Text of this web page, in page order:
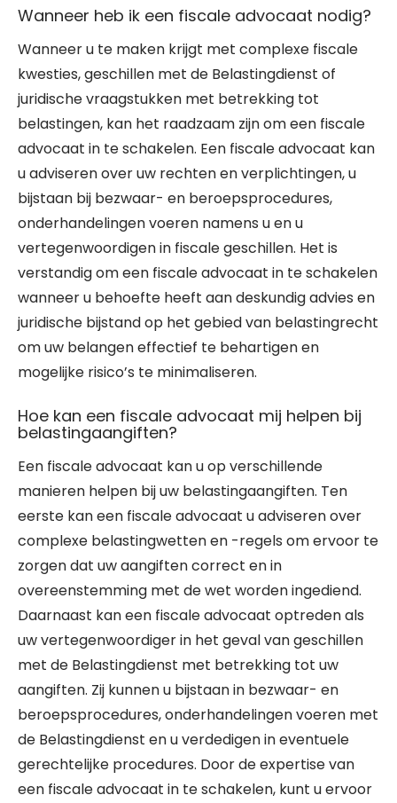
Wanneer heb ik een fiscale advocaat nodig?
Wanneer u te maken krijgt met complexe fiscale
kwesties, geschillen met de Belastingdienst of
juridische vraagstukken met betrekking tot
belastingen, kan het raadzaam zijn om een fiscale
advocaat in te schakelen. Een fiscale advocaat kan
u adviseren over uw rechten en verplichtingen, u
bijstaan bij bezwaar- en beroepsprocedures,
onderhandelingen voeren namens u en u
vertegenwoordigen in fiscale geschillen. Het is
verstandig om een fiscale advocaat in te schakelen
wanneer u behoefte heeft aan deskundig advies en
juridische bijstand op het gebied van belastingrecht
om uw belangen effectief te behartigen en
mogelijke risico’s te minimaliseren.
Hoe kan een fiscale advocaat mij helpen bij
belastingaangiften?
Een fiscale advocaat kan u op verschillende
manieren helpen bij uw belastingaangiften. Ten
eerste kan een fiscale advocaat u adviseren over
complexe belastingwetten en -regels om ervoor te
zorgen dat uw aangiften correct en in
overeenstemming met de wet worden ingediend.
Daarnaast kan een fiscale advocaat optreden als
uw vertegenwoordiger in het geval van geschillen
met de Belastingdienst met betrekking tot uw
aangiften. Zij kunnen u bijstaan in bezwaar- en
beroepsprocedures, onderhandelingen voeren met
de Belastingdienst en u verdedigen in eventuele
gerechtelijke procedures. Door de expertise van
een fiscale advocaat in te schakelen, kunt u ervoor